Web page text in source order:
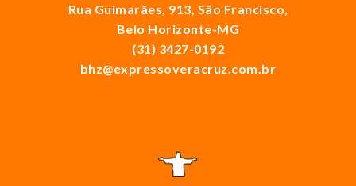
Rua Guimarães, 913, São Francisco,
Belo Horizonte-MG
(31) 3427-0192
bhz@expressoveracruz.com.br